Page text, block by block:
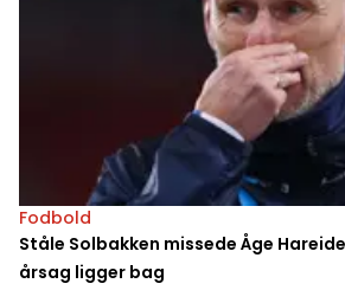
Fodbold
Ståle Solbakken missede Åge
årsag ligger bag